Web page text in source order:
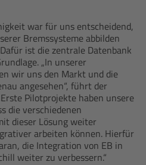
war für uns entscheidend,
Bremssysteme abbilden
ist die zentrale Datenbank
„In unserer
wir uns den Markt und die
angesehen“, führt der
Pilotprojekte haben unsere
die verschiedenen
dieser Lösung weiter
arbeiten können. Hierfür
die Integration von EB in
weiter zu verbessern.“